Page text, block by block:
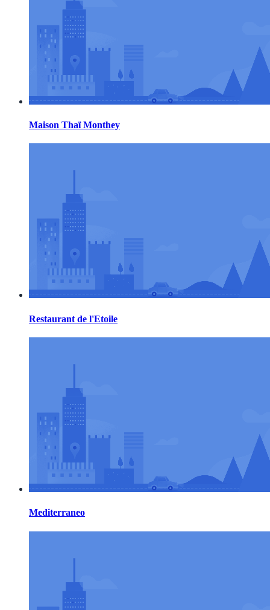
Maison Thaï Monthey
Restaurant de l'Etoile
Mediterraneo